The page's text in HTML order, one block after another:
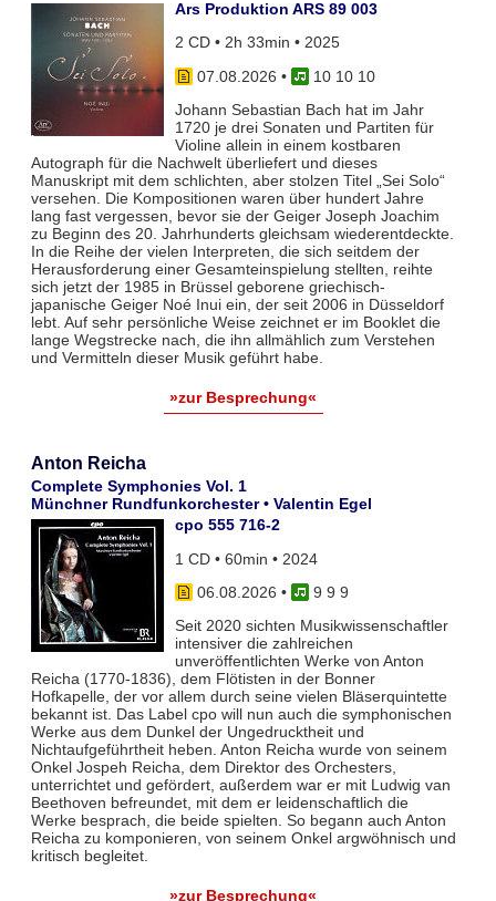
Ars Produktion ARS 89 003
2 CD • 2h 33min • 2025
07.08.2026 •
10 10 10
Johann Sebastian Bach hat im Jahr
1720 je drei Sonaten und Partiten für
Violine allein in einem kostbaren
Autograph für die Nachwelt überliefert und dieses
Manuskript mit dem schlichten, aber stolzen Titel „Sei Solo“
versehen. Die Kompositionen waren über hundert Jahre
lang fast vergessen, bevor sie der Geiger Joseph Joachim
zu Beginn des 20. Jahrhunderts gleichsam wiederentdeckte.
In die Reihe der vielen Interpreten, die sich seitdem der
Herausforderung einer Gesamteinspielung stellten, reihte
sich jetzt der 1985 in Brüssel geborene griechisch-
japanische Geiger Noé Inui ein, der seit 2006 in Düsseldorf
lebt. Auf sehr persönliche Weise zeichnet er im Booklet die
lange Wegstrecke nach, die ihn allmählich zum Verstehen
und Vermitteln dieser Musik geführt habe.
»zur Besprechung«
Anton Reicha
Complete Symphonies Vol. 1
Münchner Rundfunkorchester • Valentin Egel
cpo 555 716-2
1 CD • 60min • 2024
06.08.2026 •
9 9 9
Seit 2020 sichten Musikwissenschaftler
intensiver die zahlreichen
unveröffentlichten Werke von Anton
Reicha (1770-1836), dem Flötisten in der Bonner
Hofkapelle, der vor allem durch seine vielen Bläserquintette
bekannt ist. Das Label cpo will nun auch die symphonischen
Werke aus dem Dunkel der Ungedrucktheit und
Nichtaufgeführtheit heben. Anton Reicha wurde von seinem
Onkel Jospeh Reicha, dem Direktor des Orchesters,
unterrichtet und gefördert, außerdem war er mit Ludwig van
Beethoven befreundet, mit dem er leidenschaftlich die
Werke besprach, die beide spielten. So begann auch Anton
Reicha zu komponieren, von seinem Onkel argwöhnisch und
kritisch begleitet.
»zur Besprechung«